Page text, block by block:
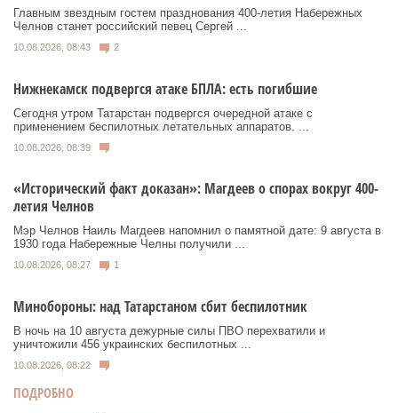
Главным звездным гостем празднования 400-летия Набережных
Челнов станет российский певец Сергей ...
10.08.2026, 08:43 2
Нижнекамск подвергся атаке БПЛА: есть погибшие
Сегодня утром Татарстан подвергся очередной атаке с
применением беспилотных летательных аппаратов. ...
10.08.2026, 08:39
«Исторический факт доказан»: Магдеев о спорах вокруг 400-
летия Челнов
Мэр Челнов Наиль Магдеев напомнил о памятной дате: 9 августа в
1930 года Набережные Челны получили ...
10.08.2026, 08:27 1
Минобороны: над Татарстаном сбит беспилотник
В ночь на 10 августа дежурные силы ПВО перехватили и
уничтожили 456 украинских беспилотных ...
10.08.2026, 08:22
ПОДРОБНО